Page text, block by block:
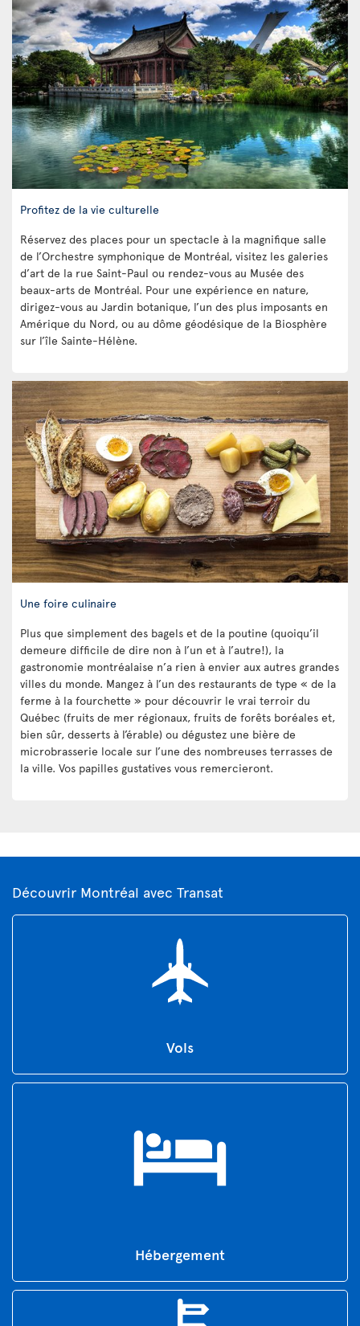
Profitez de la vie culturelle
Réservez des places pour un spectacle à la magnifique salle
de l’Orchestre symphonique de Montréal, visitez les galeries
d’art de la rue Saint-Paul ou rendez-vous au Musée des
beaux-arts de Montréal. Pour une expérience en nature,
dirigez-vous au Jardin botanique, l’un des plus imposants en
Amérique du Nord, ou au dôme géodésique de la Biosphère
sur l’île Sainte-Hélène.
Une foire culinaire
Plus que simplement des bagels et de la poutine (quoiqu’il
demeure difficile de dire non à l’un et à l’autre!), la
gastronomie montréalaise n’a rien à envier aux autres grandes
villes du monde. Mangez à l’un des restaurants de type « de la
ferme à la fourchette » pour découvrir le vrai terroir du
Québec (fruits de mer régionaux, fruits de forêts boréales et,
bien sûr, desserts à l’érable) ou dégustez une bière de
microbrasserie locale sur l’une des nombreuses terrasses de
la ville. Vos papilles gustatives vous remercieront.
Découvrir Montréal avec Transat
Vols
Hébergement